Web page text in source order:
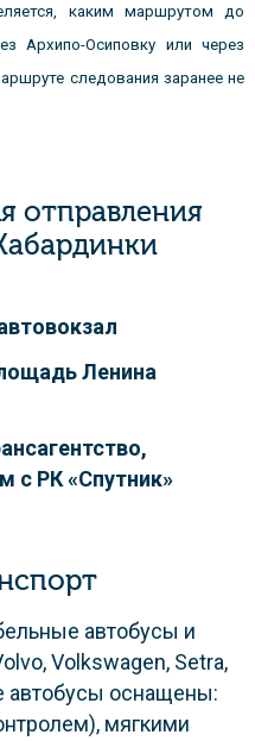
каким маршрутом до
Архипо-Осиповку или через
следования заранее не
отправления
Ленина
с РК «Спутник»
автобусы и
Volkswagen, Setra,
автобусы оснащены:
мягкими